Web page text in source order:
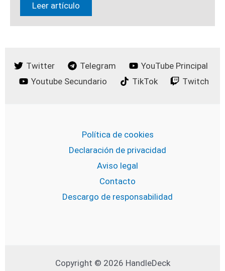
Leer artículo
Twitter Telegram
YouTube Principal
Youtube Secundario
TikTok Twitch
Política de cookies
Declaración de privacidad
Aviso legal
Contacto
Descargo de responsabilidad
Copyright © 2026 HandleDeck